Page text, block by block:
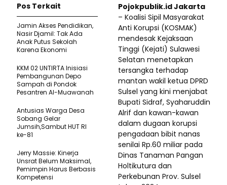
Pojokpublik.id Jakarta
– Koalisi Sipil Masyarakat
Anti Korupsi (KOSMAK)
mendesak Kejaksaan
Tinggi (Kejati) Sulawesi
Selatan menetapkan
tersangka terhadap
mantan wakil ketua DPRD
Sulsel yang kini menjabat
Bupati Sidraf, Syaharuddin
Alrif dan kawan-kawan
dalam dugaan korupsi
pengadaan bibit nanas
senilai Rp.60 miliar pada
Dinas Tanaman Pangan
Holtikutura dan
Perkebunan Prov. Sulsel
Pos Terkait
Jamin Akses Pendidikan,
Nasir Djamil: Tak Ada
Anak Putus Sekolah
Karena Ekonomi
KKM 02 UNTIRTA Inisiasi
Pembangunan Depo
Sampah di Pondok
Pesantren Al-Muawanah
Antusias Warga Desa
Sobang Gelar
Jumsih,Sambut HUT RI
ke-81
Jerry Massie: Kinerja
Unsrat Belum Maksimal,
Pemimpin Harus Berbasis
Kompetensi